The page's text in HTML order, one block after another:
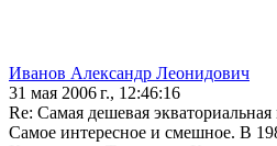
Иванов Александр Леонидович
31 мая 2006 г., 12:46:16
Re: Самая дешевая
Самое интересное и смешное. В